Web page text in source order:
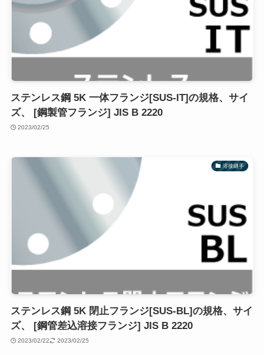
ステンレス鋼 5K 一体フランジ[SUS-IT]の規格、サイ
ズ、 [鋼製管フランジ] JIS B 2220
2023/02/25
溶接継手
ステンレス鋼 5K 閉止フランジ[SUS-BL]の規格、サイ
ズ、 [鋼管差込溶接フランジ] JIS B 2220
2023/02/22 2023/02/25